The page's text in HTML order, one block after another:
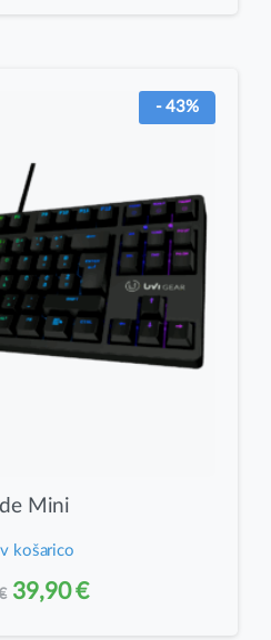
- 43%
Mini
košarico
Izvirna
39,90€Trenutna